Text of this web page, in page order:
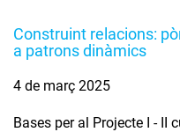
Construint relacions:
a patrons dinàmics
4 de març 2025
Bases per al Projecte I - II